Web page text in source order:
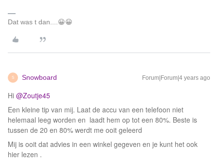
Dat was t dan....😀😀
S Snowboard Forum|Forum|4 years ago
Hi @Zoutje45
Een kleine tip van mij. Laat de accu van een telefoon niet
helemaal leeg worden en laadt hem op tot een 80%. Beste is
tussen de 20 en 80% werdt me ooit geleerd
Mij is ooit dat advies in een winkel gegeven en je kunt het ook
hier lezen .